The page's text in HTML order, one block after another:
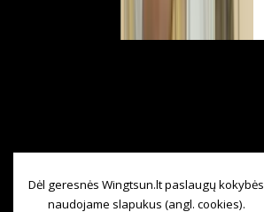
Dėl geresnės Wingtsun.lt paslaugų kokybės
naudojame slapukus (angl. cookies).